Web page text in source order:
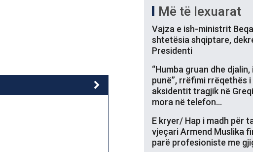
Më të lexuarat
Vajza e ish-ministrit
shtetësia shqiptare,
Presidenti
“Humba gruan dhe
punë”, rrëfimi rrëqethës
aksidentit tragjik në
mora në telefon…
E kryer/ Hap i madh për
vjeçari Armend Muslika
parë profesioniste me